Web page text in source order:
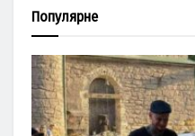
Популярне